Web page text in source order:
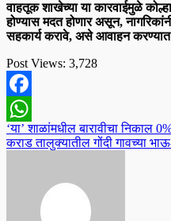
वाहतूक शाखेच्या या कारवाईमुळे
होण्यास मदत होणार असून,
सहकार्य करावे, असे आवाहन
Post Views: 3,728
Facebook
WhatsApp
Post
navigation
‘या’ शाळांमधील बारावीचा निकाल
कराड तालुक्यातील गोंदी गावच्या